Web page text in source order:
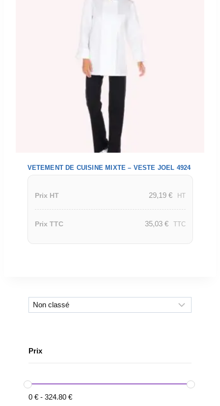
VETEMENT DE CUISINE MIXTE – VESTE JOEL 4924
Prix HT 29,19 € HT
Prix TTC 35,03 € TTC
Prix
0 € - 324.80 €